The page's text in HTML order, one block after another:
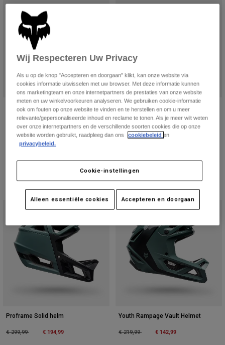
Ontdek MTB
Product Help
MTB Gear Guides
Helmet Care Guide
Ontdek MTB
Product Help
Moto Gear Guides
Helmet Care Guide
Boot Care Guide
T-shirts
Hoodies
Alles bekijken
Accessoires
Hats & Caps
Bags & Backpacks
Socks
Alles bekijken
Jackets
Socks
Alles bekijken
Lifestyle
Tops
Hoodies och pullovers
Jackets
Broeken
Shorts
Alles bekijken
Accessories
All Accessories
Bags & Backpacks
Rampage RS Splice helm
Price reduced from
to € 449,99
Rampage RS Splice helm
Price reduced from
€ 599,99 to € 389,99
Proframe Solid helm
Price reduced from
€ 299,99to € 194,99
Youth Rampage Vault Helmet
Price reduced from
€ 219,99to € 142,99
Wij Respecteren Uw Privacy
Als u op de knop "Accepteren en doorgaan" klikt, kan onze website via
cookies informatie uitwisselen met uw browser. Met deze informatie kunnen
ons marketingteam en onze internetpartners de prestaties van onze website
meten en uw winkelvoorkeuren analyseren. We gebruiken cookie-informatie
ook om fouten op onze website te vinden en te herstellen en om u meer
relevante/gepersonaliseerde inhoud en reclame te tonen. Als je meer wilt weten
over onze internetpartners en de verschillende soorten cookies die op onze
website worden gebruikt, raadpleeg dan ons
cookiebeleid en
privacybeleid.
Cookie-instellingen
Alleen essentiële cookies Accepteren en doorgaan